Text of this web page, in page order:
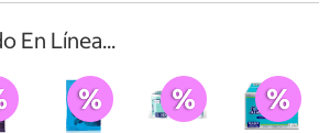
En Línea...